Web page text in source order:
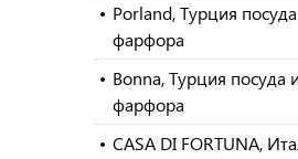
Porland, Турция
фарфора
Bonna, Турция посуда
фарфора
CASA DI FORTUNA,